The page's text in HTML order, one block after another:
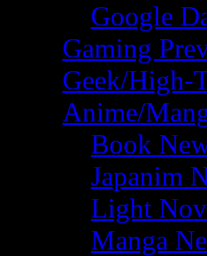
Google
Gaming
Geek/High-
Anime/
Book
Japanim
Light
Manga